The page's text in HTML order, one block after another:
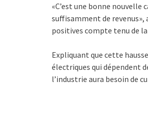
«C’est une bonne
suffisamment de
positives compte tenu de
Expliquant que cette
électriques qui dépendent
l’industrie aura besoin de